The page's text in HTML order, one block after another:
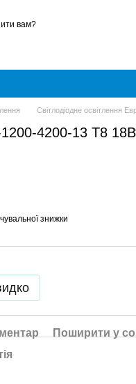
вам?
Світлодіодне освітлення
4200-13 T8
знижки
Поширити у